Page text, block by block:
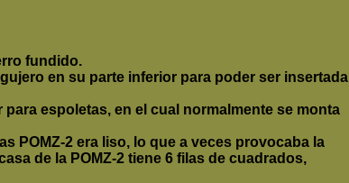
fundido.
en su parte inferior para poder ser insertada
espoletas, en el cual normalmente se monta
POMZ-2 era liso, lo que a veces provocaba la
de la POMZ-2 tiene 6 filas de cuadrados,